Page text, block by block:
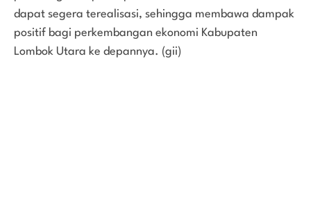
dapat segera terealisasi, sehingga membawa dampak
positif bagi perkembangan ekonomi Kabupaten
Lombok Utara ke depannya. (gii)